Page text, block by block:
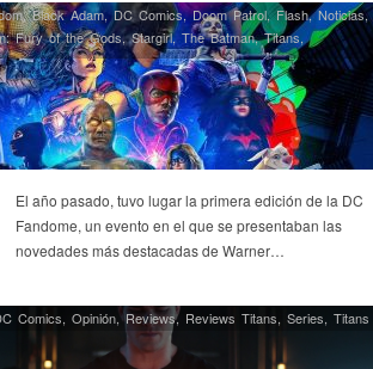
,Black Adam,DC Comics,Doom Patrol,Flash,Noticias,
Fury of the Gods,Stargirl, The Batman,Titans,
El año pasado, tuvo lugar la primera edición de la DC
Fandome, un evento en el que se presentaban las
novedades más destacadas de Warner…
Comics,Opinión,Reviews, Reviews Titans,Series,Titans